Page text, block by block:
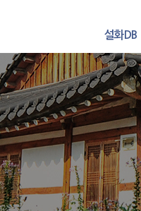
설화DB